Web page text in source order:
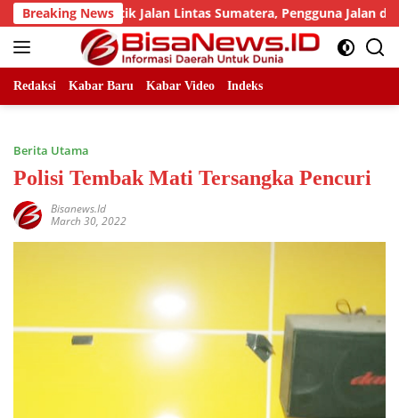
Skip
to
content
Breaking News
Titik Jalan Lintas Sumatera, Pengguna Jalan diimbau
Redaksi Kabar Baru Kabar Video Indeks
Berita Utama
Polisi Tembak Mati Tersangka Pencuri
Bisanews.id
March 30, 2022